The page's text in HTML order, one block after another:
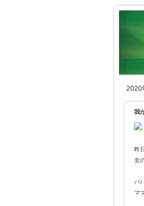
2020
我
昨
女
パ
マ